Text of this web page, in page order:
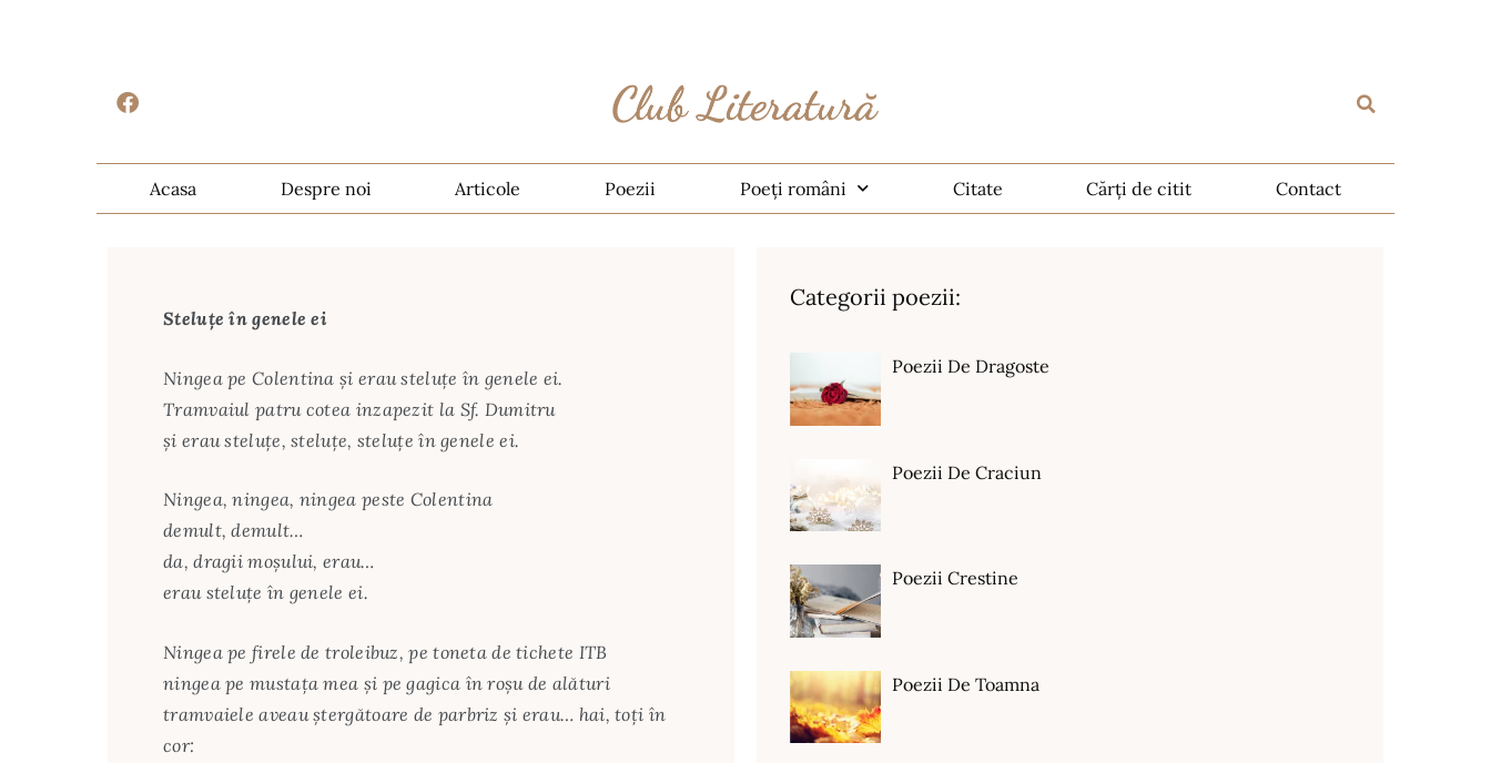
Acasa Despre noi Articole Poezii Poeți români Citate Cărți de citit Contact
Steluţe în genele ei
Ningea pe Colentina şi erau steluţe în genele ei.
Tramvaiul patru cotea inzapezit la Sf. Dumitru
şi erau steluţe, steluţe, steluţe în genele ei.
Ningea, ningea, ningea peste Colentina
demult, demult…
da, dragii moşului, erau…
erau steluţe în genele ei.
Ningea pe firele de troleibuz, pe toneta de tichete ITB
ningea pe mustaţa mea şi pe gagica în roşu de alături
tramvaiele aveau ştergătoare de parbriz şi erau… hai, toţi în
cor:
Categorii poezii:
Poezii De Dragoste
Poezii De Craciun
Poezii Crestine
Poezii De Toamna